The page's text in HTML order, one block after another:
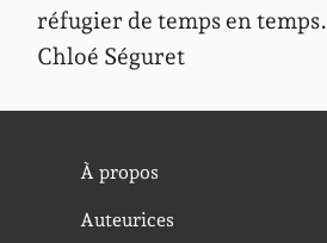
réfugier de temps en temps.
Chloé Séguret
À propos
Auteurices